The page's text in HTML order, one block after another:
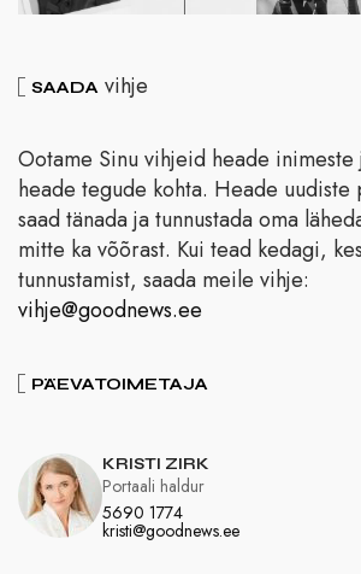
SAADA vihje
Ootame Sinu vihjeid heade inimeste
heade tegude kohta. Heade uudiste
saad tänada ja tunnustada oma
mitte ka võõrast. Kui tead kedagi,
tunnustamist, saada meile vihje:
vihje@goodnews.ee
PÄEVATOIMETAJA
KRISTI ZIRK
5690 1774
kristi@goodnews.ee
Portaali haldur